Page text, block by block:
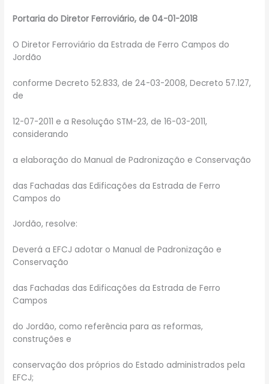
Portaria do Diretor Ferroviário, de 04-01-2018
O Diretor Ferroviário da Estrada de Ferro Campos do
Jordão
conforme Decreto 52.833, de 24-03-2008, Decreto 57.127,
de
12-07-2011 e a Resolução STM-23, de 16-03-2011,
considerando
a elaboração do Manual de Padronização e Conservação
das Fachadas das Edificações da Estrada de Ferro
Campos do
Jordão, resolve:
Deverá a EFCJ adotar o Manual de Padronização e
Conservação
das Fachadas das Edificações da Estrada de Ferro
Campos
do Jordão, como referência para as reformas,
construções e
conservação dos próprios do Estado administrados pela
EFCJ;